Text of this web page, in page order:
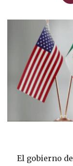
El gobierno de